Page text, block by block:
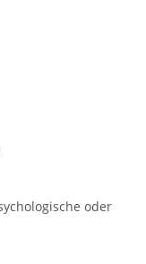
oder